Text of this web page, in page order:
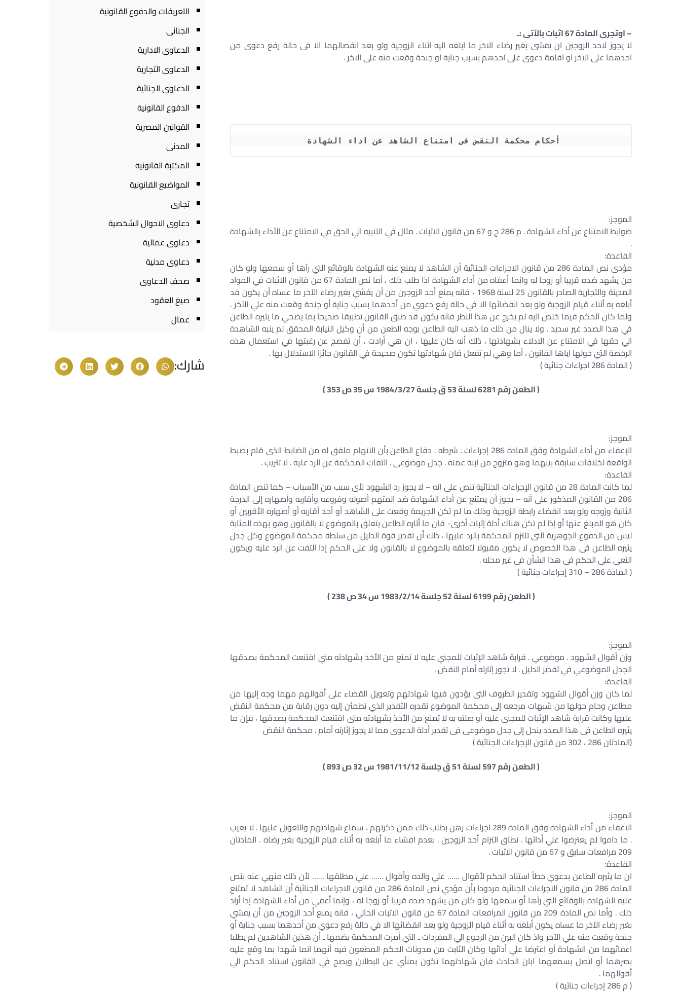
– اوتجرى المادة 67 اثبات بالآتى :ـ
لا يجوز لاحد الزوجين ان يفشى بغير رضاء الاخر ما ابلغه اليه اثناء الزوجية ولو بعد انفصالهما الا فى حالة رفع دعوى من
احدهما على الاخر او اقامة دعوى على احدهم بسبب جناية او جنحة وقعت منه على الاخر .
أحكام محكمة النقض فى امتناع الشاهد عن اداء الشهادة
الموجز:
ضوابط الامتناع عن أداء الشهادة . م 286 ج و 67 من قانون الاثبات . مثال في التنبيه الي الحق في الامتناع عن الأداء بالشهادة
.
القاعدة:
مؤدى نص المادة 286 من قانون الاجراءات الجنائية أن الشاهد لا يمنع عنه الشهادة بالوقائع التي رآها أو سمعها ولو كان
من يشهد ضده قريبا أو زوجا له وانما أعفاه من أداء الشهادة اذا طلب ذلك ، أما نص المادة 67 من قانون الاثبات في المواد
المدينة والتجارية الصادر بالقانون 25 لسنة 1968 ، فانه يمنع أحد الزوجين من أن يفشي بغير رضاء الآخر ما عساه أن يكون قد
أبلغه به أثناء قيام الزوجية ولو بعد انقضائها الا في حالة رفع دعوي من أحدهما بسبب جناية أو جنحة وقعت منه علي الآخر .
ولما كان الحكم فيما خلص اليه لم يخرج عن هذا النظر فانه يكون قد طبق القانون تطبيقا صحيحا بما يضحي ما يثيره الطاعن
في هذا الصدد غير سديد . ولا ينال من ذلك ما ذهب اليه الطاعن بوجه الطعن من أن وكيل النيابة المحقق لم ينبه الشاهدة
الي حقها في الامتناع عن الادلاء بشهادتها ، ذلك أنه كان عليها ، ان هي أرادت ، أن تفصح عن رغبتها في استعمال هذه
الرخصة التي خولها اياها القانون ، أما وهي لم تفعل فان شهادتها تكون صحيحة في القانون جائزا الاستدلال بها .
( المادة 286 اجراءات جنائية )
( الطعن رقم 6281 لسنة 53 ق جلسة 1984/3/27 س 35 ص 353 )
الموجز:
الإعفاء من أداء الشهادة وفق المادة 286 إجراءات . شرطه . دفاع الطاعن بأن الاتهام ملفق له من الضابط الذى قام بضبط
الواقعة لخلافات سابقة بينهما وهو متزوج من ابنة عمته . جدل موضوعى . التفات المحكمة عن الرد عليه . لا تثريب .
القاعدة:
لما كانت المادة 28 من قانون الإجراءات الجنائية تنص على انه – لا يجوز رد الشهود لأى سبب من الأسباب – كما تنص المادة
286 من القانون المذكور على أنه – يجوز أن يمتنع عن أداء الشهادة ضد المتهم أصوله وفروعه وأقاربه وأصهاره إلى الدرجة
الثانية وزوجه ولو بعد انقضاء رابطة الزوجية وذلك ما لم تكن الجريمة وقعت على الشاهد أو أحد أقاربه أو أصهاره الأقربين أو
كان هو المبلغ عنها أو إذا لم تكن هناك أدلة إثبات أخرى- فان ما أثاره الطاعن يتعلق بالموضوع لا بالقانون وهو بهذه المثابة
ليس من الدفوع الجوهرية التى تلتزم المحكمة بالرد عليها ، ذلك أن تقدير قوة الدليل من سلطة محكمة الموضوع وكل جدل
يثيره الطاعن فى هذا الخصوص لا يكون مقبولا لتعلقه بالموضوع لا بالقانون ولا على الحكم إذا التفت عن الرد عليه ويكون
النعى على الحكم فى هذا الشأن فى غير محله .
( المادة 286 – 310 إجراءات جنائية )
( الطعن رقم 6199 لسنة 52 جلسة 1983/2/14 س 34 ص 238 )
الموجز:
وزن أقوال الشهود . موضوعي . قرابة شاهد الإثبات للمجني عليه لا تمنع من الأخذ بشهادته متي اقتنعت المحكمة بصدقها
الجدل الموضوعي في تقدير الدليل . لا تجوز إثارته أمام النقض .
القاعدة:
لما كان وزن أقوال الشهود وتقدير الظروف التى يؤدون فيها شهادتهم وتعويل القضاء على أقوالهم مهما وجه إليها من
مطاعن وحام حولها من شبهات مرجعه إلى محكمة الموضوع تقدره التقدير الذي تطمئن إليه دون رقابة من محكمة النقض
عليها وكانت قرابة شاهد الإثبات للمجنى عليه أو صلته به لا تمنع من الأخذ بشهادته متى اقتنعت المحكمة بصدقها ، فإن ما
يثيره الطاعن فى هذا الصدد ينحل إلى جدل موضوعى فى تقدير أدلة الدعوى مما لا يجوز إثارته أمام . محكمة النقض
(المادتان 286 ، 302 من قانون الإجراءات الجنائية )
( الطعن رقم 597 لسنة 51 ق جلسة 1981/11/12 س 32 ص 893 )
الموجز:
الاعفاء من أداء الشهادة وفق المادة 289 اجراءات رهن بطلب ذلك ممن ذكرتهم ، سماع شهادتهم والتعويل عليها . لا يعيب
. ما داموا لم يعترضوا علي أدائها . نطاق التزام أحد الزوجين . بعدم افشاء ما أبلغه به أثناء قيام الزوجية بغير رضاه . المادتان
209 مرافعات سابق و 67 من قانون الاثبات .
القاعدة:
ان ما يثيره الطاعن بدعوي خطأ استناد الحكم لأقوال …… علي والده وأقوال …… علي مطلقها …… لأن ذلك منهي عنه بنص
المادة 286 من قانون الاجراءات الجنائية مردودا بأن مؤدي نص المادة 286 من قانون الاجراءات الجنائية أن الشاهد لا تمتنع
عليه الشهادة بالوقائع التي رآها أو سمعها ولو كان من يشهد ضده قريبا أو زوجا له ، وإنما أعفي من أداء الشهادة إذا أراد
ذلك . وأما نص المادة 209 من قانون المرافعات المادة 67 من قانون الاثبات الحالي ، فانه يمنع أحد الزوجين من أن يفشي
بغير رضاء الآخر ما عساه يكون أبلغه به أثناء قيام الزوجية ولو بعد انقضائها الا في حالة رفع دعوي من أحدهما بسبب جناية أو
جنحة وقعت منه علي الآخر واذ كان البين من الرجوع الي المفردات ـ التي أمرت المحكمة بضمها ـ أن هذين الشاهدين لم يطلبا
اعفائهما من الشهادة أو اعترضا علي أدائها وكان الثابت من مدونات الحكم المطعون فيه أنهما انما شهدا بما وقع عليه
بصرهما أو اتصل بسمعهما ابان الحادث فان شهادتهما تكون بمنأي عن البطلان ويصح في القانون استناد الحكم الي
أقوالهما .
( م 286 إجراءات جنائية )
التعريفات والدفوع القانونية
الجنائى
الدعاوى الادارية
الدعاوى التجارية
الدعاوى الجنائية
الدفوع القانونية
القوانين المصرية
المدنى
المكتبة القانونية
المواضيع القانونية
تجارى
دعاوى الاحوال الشخصية
دعاوى عمالية
دعاوى مدنية
صحف الدعاوى
صيغ العقود
عمال
شارك: